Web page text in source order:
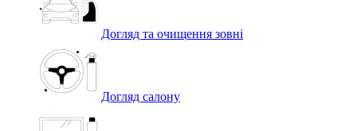
Догляд та очищення зовні
Догляд салону